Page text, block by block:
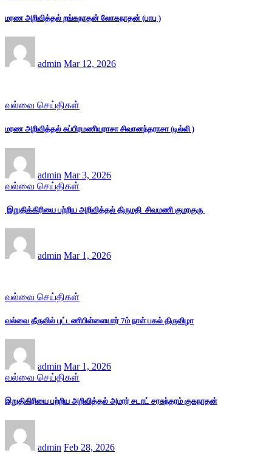
மரண அறிவித்தல் றங்கநாதன் லோகநாதன் (பாபு )
admin Mar 12, 2026
வல்வை செய்திகள்
மரண அறிவித்தல் சுப்பிரமணியராசா சிவானந்தராசா (டில்லி )
admin Mar 3, 2026
வல்வை செய்திகள்
இறுதிக்கிரியை பற்றிய அறிவித்தல் திருமதி சிவமணி குமரகுரு
admin Mar 1, 2026
வல்வை செய்திகள்
வல்வை தீருவில் புட்டணிபிள்ளையார் 7ம் நாள் பகல் திருவிழா
admin Mar 1, 2026
வல்வை செய்திகள்
இறுதிகிரியை பற்றிய அறிவித்தல் அமரர் சடாட் சரசுந்தரம் குகநாதன்
admin Feb 28, 2026